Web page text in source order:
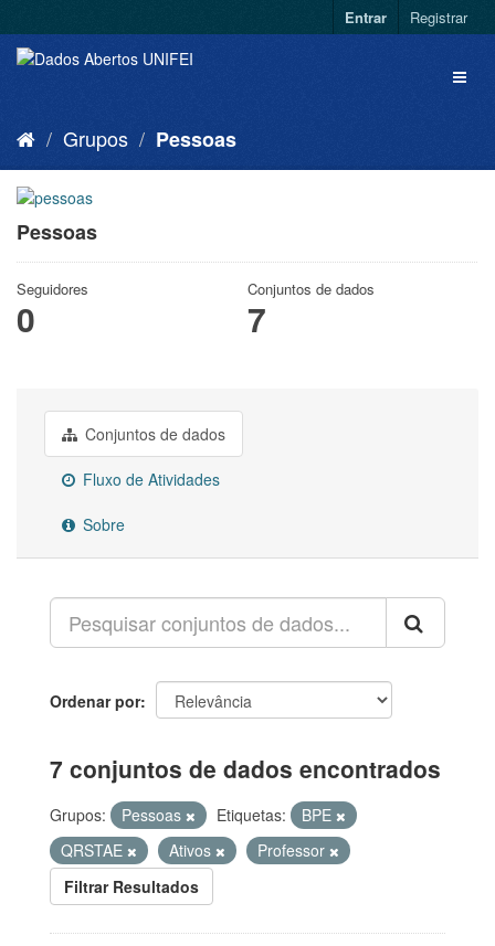
Entrar Registrar
Grupos Pessoas
Pessoas
Seguidores
0
Conjuntos de dados
7
Conjuntos de dados
Fluxo de Atividades
Sobre
Ordenar por
7 conjuntos de dados encontrados
Grupos: Pessoas Etiquetas:
BPE
QRSTAE
Ativos
Professor
Filtrar Resultados